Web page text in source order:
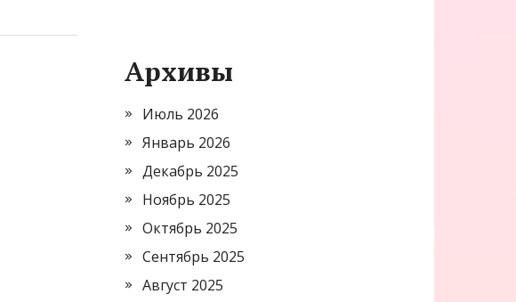
Архивы
Июль 2026
Январь 2026
Декабрь 2025
Ноябрь 2025
Октябрь 2025
Сентябрь 2025
Август 2025